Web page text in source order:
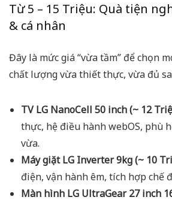
Từ 5 – 15 Triệu: Quà tiện
& cá nhân
Đây là mức giá “vừa tầm” để chọn
chất lượng vừa thiết thực, vừa đủ
TV LG NanoCell 50 inch (~ 12
thực, hệ điều hành webOS, phù
vừa.
Máy giặt LG Inverter 9kg (~ 10
điện, vận hành êm, tích hợp chế
Màn hình LG UltraGear 27 inch